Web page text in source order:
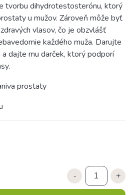
tvorbu dihydrotestosterónu, ktorý
u mužov. Zároveň môže byť
vlasov, čo je obzvlášť
každého muža. Darujte
dajte mu darček, ktorý podporí
prostaty
- +